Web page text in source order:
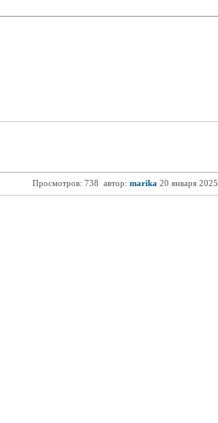
Просмотров: 738 автор: marika 20 января 2025